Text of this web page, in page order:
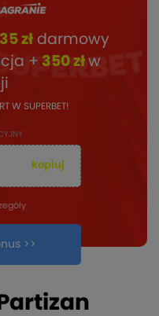
35 złdarmowy
+ 350 zł w
W SUPERBET!
kopiuj
>>